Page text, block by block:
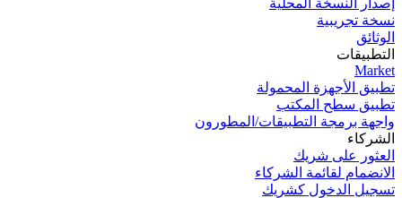
نسخة تجریبیة
الوثائق
التطبيقات
Market
تطبيق الأجهزة المحمولة
تطبيق سطح المكتب
واجهة برمجة التطبيقات/المطورون
الشركاء
العثور على شريك
الانضمام لقائمة الشركاء
تسجيل الدخول كشريك